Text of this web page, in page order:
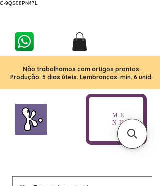
G-9QS08PN47L
Não trabalhamos com artigos prontos.
Produção: 5 dias úteis. Lembranças: mín. 6 unid.
ME
NU